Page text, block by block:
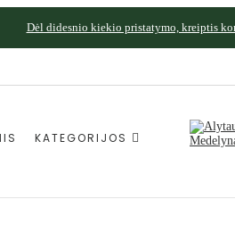
Dėl didesnio kiekio pristatymo, kreiptis
KATEGORIJOS